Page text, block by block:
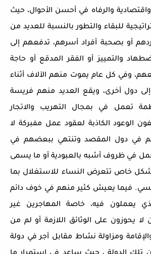
والرفاه في أحسن الأحوال، حيث
للبقاء والتطور بالنسبة للعديد من
أو بصحبة أفراد أسرهم، تدفعهم إلى
والتمييز أو الفقر المدقع أو حاجة
وفي كل عام يموت منهم الآلاف أثناء
دول أخرى، ويقع العديد منهم فريسة
تعمل في بمجال التهريب والاتجار
الوعود الكاذبة لعقود عمل مفبركة لا
في دول المقصد وتنتهي ببعضهم في
في ظروف أشبه بالعبودية أو ما يسمى
خاص تتعرض النساء للاستغلال بما
فيما يعيش كثير منهم في خوف دائم
يعملون فيه، خاصة المهاجرين غير
لا يحوزون على الوثائق اللازمة أو لم من
ومزاولة نشاط مقابل أجر في دولة